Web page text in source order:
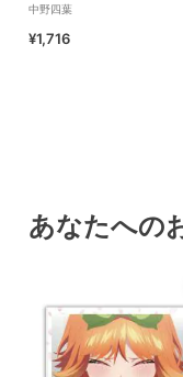
中野四葉
¥1,716
あなたへの